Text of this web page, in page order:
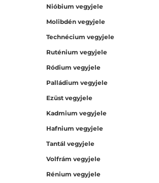
Nióbium vegyjele
Molibdén vegyjele
Technécium vegyjele
Ruténium vegyjele
Ródium vegyjele
Palládium vegyjele
Ezüst vegyjele
Kadmium vegyjele
Hafnium vegyjele
Tantál vegyjele
Volfrám vegyjele
Rénium vegyjele